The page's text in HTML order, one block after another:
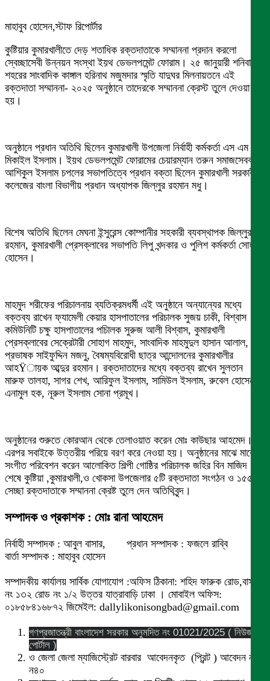
মাহাবুব হোসেন,স্টাফ রিপোর্টার
কুষ্টিয়ার কুমারখালীতে দেড় শতাধিক রক্তদাতাকে সম্মাননা প্রদান করলো
স্বেচ্ছাসেবী উন্নয়ন সংস্থা ইয়থ ডেভলপমেন্ট ফোরাম। ২৫ জানুয়ারী শনিবার
শহরের সাংবাদিক কাঙ্গাল হরিনাথ মজুমদার স্মৃতি যাদুঘর মিলনায়তনে এই
রক্তদাতা সম্মাননা- ২০২৫ অনুষ্ঠানে তাদেরকে সম্মাননা ক্রেস্ট তুলে দেওয়া
হয়।
অনুষ্ঠানে প্রধান অতিথি ছিলেন কুমারখালী উপজেলা নির্বাহী কর্মকর্তা এস এম
মিকাইল ইসলাম। ইয়থ ডেভলপমেন্ট ফোরামের চেয়ারম্যান তরুন সমাজসেবক
আশিকুল ইসলাম চপলের সভাপতিত্বে প্রধান বক্তা ছিলেন কুমারখালী সরকারী
কলেজের বাংলা বিভাগীয় প্রধান অধ্যাপক জিল্লুর রহমান মধু।
বিশেষ অতিথি ছিলেন মেঘনা ইন্সুরেন্স কোম্পানীর সহকারী ব্যবস্থাপক জিল্লুর
রহমান, কুমারখালী প্রেসক্লাবের সভাপতি লিপু খন্দকার ও পুলিশ কর্মকর্তা সোহাগ
হোসেন।
মাহমুদ শরীফের পরিচালনায় ব্যতিক্রমধর্মী এই অনুষ্ঠানে অন্যান্যের মধ্যে
বক্তব্য রাখেন ফ্যামেলী কেয়ার হাসপাতালের পরিচালক সুজয় চাকী, বিশ্বাস
কমিউনিটি চক্ষু হাসপাতালের পচিালক সুরুজ আলী বিশ্বাস, কুমারখালী
প্রেসক্লাবের সেক্রেটারী সোহাগ মাহমুদ, সাংবাদিক মাহমুদুল হাসান আলাল,
প্রভাষক সাইফুদ্দিন মজনু, বৈষম্যবিরোধী ছাত্র আন্দোলনের কুমারখালীর
আহŸায়ক আব্দুর রহমান। রক্তদাতাদের মধ্যে বক্তব্য রাখেন সুলতান
মারুফ তালহা, সাগর শেখ, আরিফুল ইসলাম, সামিউল ইসলাম, রুবেল হোসেন,
এনামুল হক, নূরুল ইসলাম সোনা প্রমূখ।
অনুষ্ঠানের শুরুতে কোরআন থেকে তেলাওয়াত করেন মোঃ কাউছার আহমেদ।
এরপর সবাইকে উত্তরীয় পরিয়ে বরণ করে নেওয়া হয়। অনুষ্ঠানের মাঝে মাঝে
সংগীত পরিবেশন করেন আলোকিত শিল্পী গোষ্ঠির পরিচালক জহির বিন মাজিদ।
শেষে কুষ্টিয়া ,কুমারখালী,ও খোকসা উপজেলার ৫টি রক্তদাতা সংগঠন ও ১৫৫জন
সেচ্ছা রক্তদাতাকে সম্মাননা ক্রেষ্ট তুলে দেন অতিথিবৃন্দ।
সম্পাদক ও প্রকাশক : মোঃ রানা আহমেদ
নির্বাহী সম্পাদক : আবুল বাসার, প্রধান সম্পাদক : ফজলে রাব্বি
বার্তা সম্পাদক : মাহাবুব হোসেন
সম্পাদকীয় কার্যালয় সার্বিক যোগাযোগ :অফিস ঠিকানা: শহিদ ফারুক রোড,বাসা
নং ১৩২ রোড নং ১/২ উত্তর যাত্রাবাড়ি ঢাকা । মোবাইল অফিস:
০১৮৫৮৪১৬৮৭২ জিমেইল: dallylikonisongbad@gmail.com
গণপ্রজাতন্ত্রী বাংলাদেশ সরকার অনুমদিত নং 01021/2025 ( নিউজ
পোর্টাল )
ও জেলা জেলা ম্যাজিস্ট্রেট বারবার আবেদনকৃত (প্রিন্ট ) আবেদন নং
ন৪০